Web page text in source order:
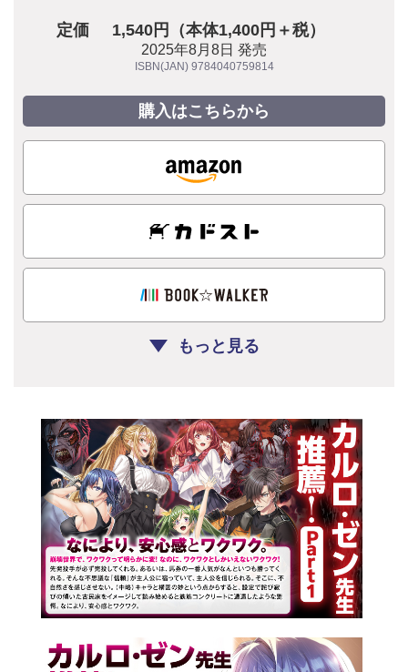
定価 1,540円（本体1,400円＋税）
2025年8月8日 発売
ISBN(JAN) 9784040759814
購入はこちらから
もっと見る